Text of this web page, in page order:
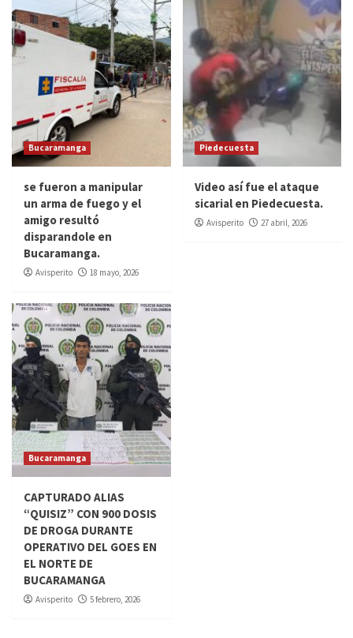
Bucaramanga
se fueron a manipular
un arma de fuego y el
amigo resultó
disparandole en
Bucaramanga.
Avisperito 18 mayo, 2026
Piedecuesta
Video así fue el ataque
sicarial en Piedecuesta.
Avisperito 27 abril, 2026
Bucaramanga
CAPTURADO ALIAS
“QUISIZ” CON 900 DOSIS
DE DROGA DURANTE
OPERATIVO DEL GOES EN
EL NORTE DE
BUCARAMANGA
Avisperito 5 febrero, 2026